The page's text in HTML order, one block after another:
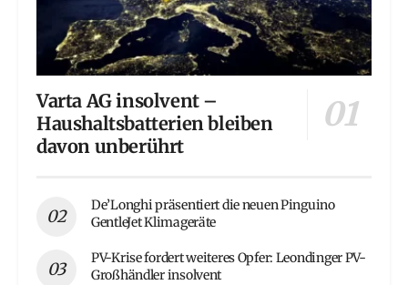
Varta AG insolvent –
Haushaltsbatterien bleiben
davon unberührt
De’Longhi präsentiert die neuen Pinguino
GentleJet Klimageräte
PV-Krise fordert weiteres Opfer: Leondinger PV-
Großhändler insolvent